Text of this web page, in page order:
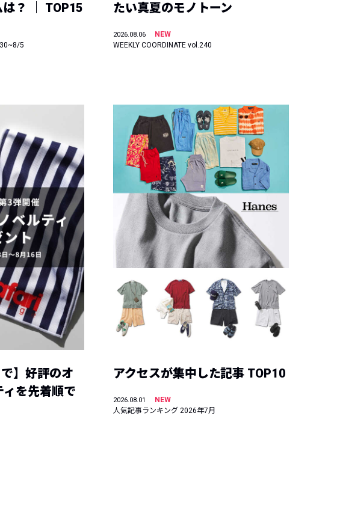
？ ｜ TOP15
30~8/5
たい真夏のモノトーン
2026.08.06
NEW
WEEKLY COORDINATE vol.240
】好評のオ
ィを先着順で
アクセスが集中した記事 TOP10
2026.08.01
NEW
人気記事ランキング 2026年7月